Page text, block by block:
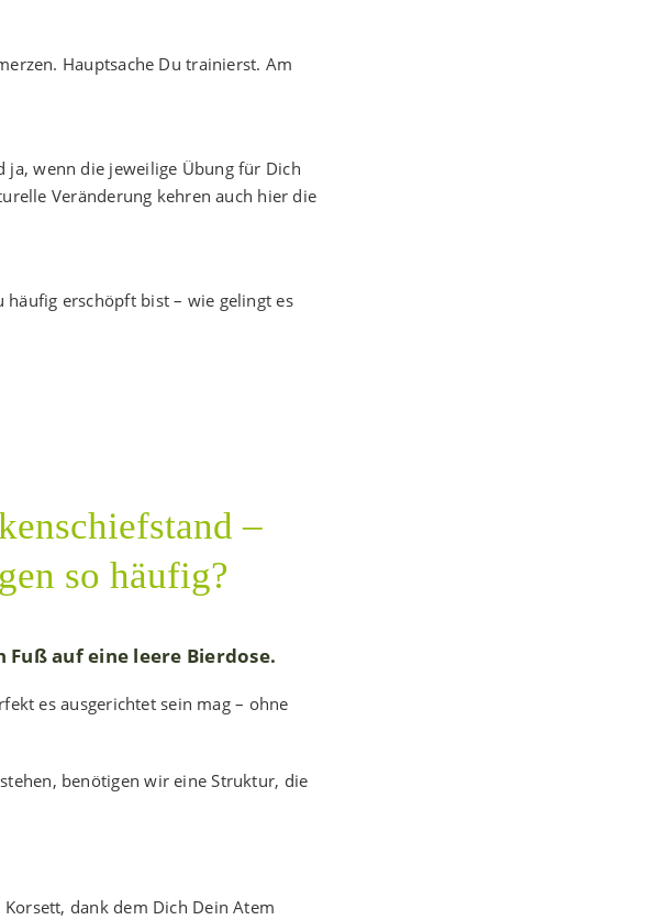
Hauptsache Du trainierst. Am
ja, wenn die jeweilige Übung für Dich
Veränderung kehren auch hier die
häufig erschöpft bist – wie gelingt es
–
so häufig?
auf eine leere Bierdose.
es ausgerichtet sein mag – ohne
benötigen wir eine Struktur, die
dank dem Dich Dein Atem